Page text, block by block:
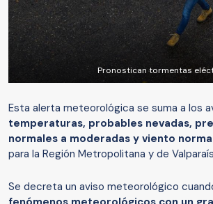
Pronostican tormentas
Esta alerta meteorológica se suma a los
temperaturas, probables nevadas,
normales a moderadas y viento
para la Región Metropolitana y de
Se decreta un aviso meteorológico